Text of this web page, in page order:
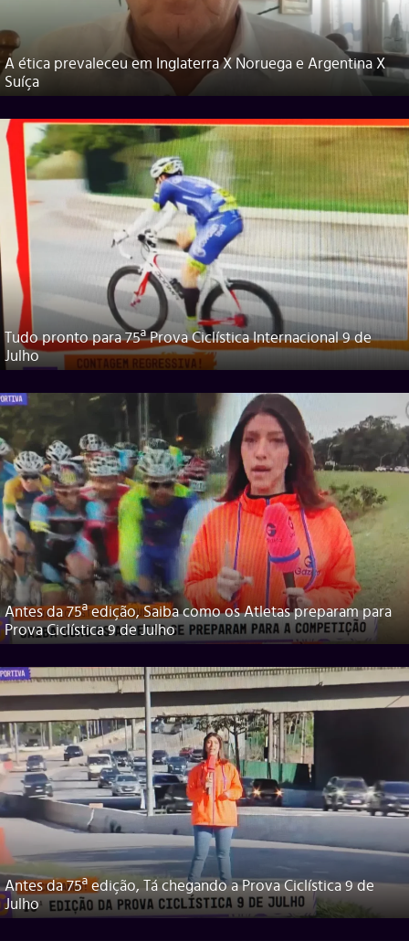
A ética prevaleceu em Inglaterra X Noruega e Argentina X
Suíça
Tudo pronto para 75ª Prova Ciclística Internacional 9 de
Julho
Antes da 75ª edição, Saiba como os Atletas preparam para
Prova Ciclística 9 de Julho
Antes da 75ª edição, Tá chegando a Prova Ciclística 9 de
Julho